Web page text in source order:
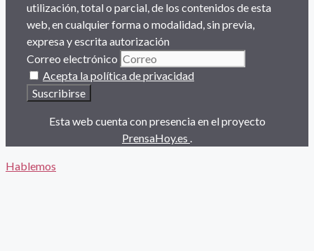
utilización, total o parcial, de los contenidos de esta
web, en cualquier forma o modalidad, sin previa,
expresa y escrita autorización
Correo electrónico
Acepta la política de privacidad
Esta web cuenta con presencia en el proyecto
PrensaHoy.es .
Hablemos